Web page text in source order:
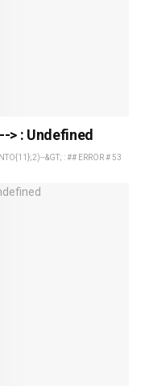
> : Undefined
&GT; : ## ERROR # 53